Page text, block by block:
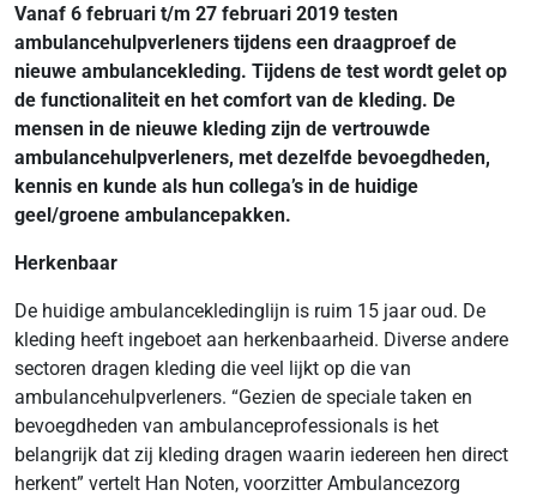
Vanaf 6 februari t/m 27 februari 2019 testen
ambulancehulpverleners tijdens een draagproef de
nieuwe ambulancekleding. Tijdens de test wordt gelet op
de functionaliteit en het comfort van de kleding. De
mensen in de nieuwe kleding zijn de vertrouwde
ambulancehulpverleners, met dezelfde bevoegdheden,
kennis en kunde als hun collega’s in de huidige
geel/groene ambulancepakken.
Herkenbaar
De huidige ambulancekledinglijn is ruim 15 jaar oud. De
kleding heeft ingeboet aan herkenbaarheid. Diverse andere
sectoren dragen kleding die veel lijkt op die van
ambulancehulpverleners. “Gezien de speciale taken en
bevoegdheden van ambulanceprofessionals is het
belangrijk dat zij kleding dragen waarin iedereen hen direct
herkent” vertelt Han Noten, voorzitter Ambulancezorg